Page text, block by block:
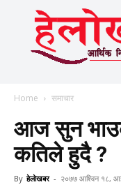
Home समाचार
आज सुन
कतिले हुदै ?
By हेलाेखबर - २०७७ आश्विन १८,